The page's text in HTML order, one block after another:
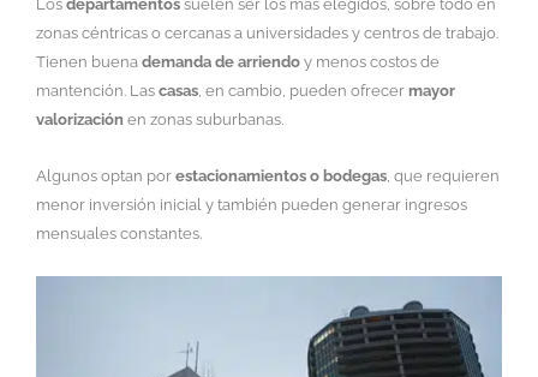
Los departamentos suelen ser los más elegidos, sobre todo en
zonas céntricas o cercanas a universidades y centros de trabajo.
Tienen buena demanda de arriendo y menos costos de
mantención. Las casas, en cambio, pueden ofrecer mayor
valorización en zonas suburbanas.
Algunos optan por estacionamientos o bodegas , que requieren
menor inversión inicial y también pueden generar ingresos
mensuales constantes.